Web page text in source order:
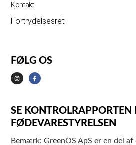
Kontakt
Fortrydelsesret
FØLG OS
SE KONTROLRAPPORTEN
FØDEVARESTYRELSEN
Bemærk: GreenOS ApS er en del